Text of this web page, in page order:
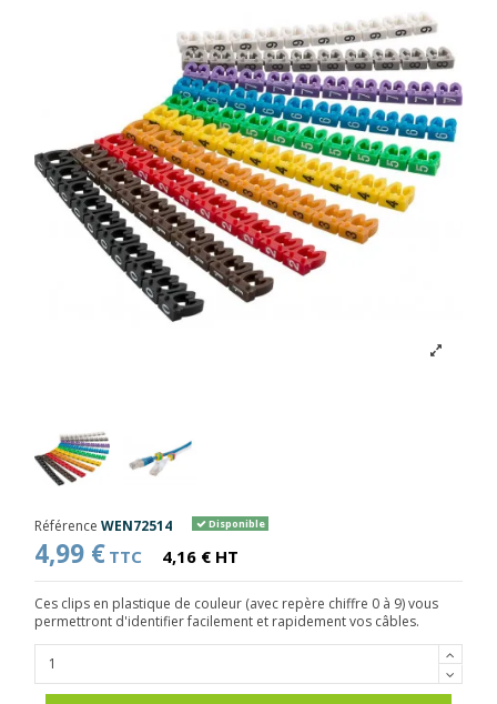
Référence WEN72514 Disponible
4,99 € TTC 4,16 € HT
Ces clips en plastique de couleur (avec repère chiffre 0 à 9) vous
permettront d'identifier facilement et rapidement vos câbles.